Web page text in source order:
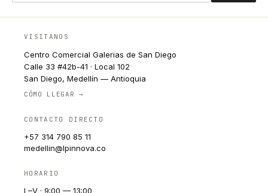
VISITANOS
Centro Comercial Galerias de San Diego
Calle 33 #42b-41 · Local 102
San Diego, Medellín — Antioquia
CÓMO LLEGAR →
CONTACTO DIRECTO
+57 314 790 85 11
medellin@lpinnova.co
HORARIO
L–V · 9:00 — 13:00